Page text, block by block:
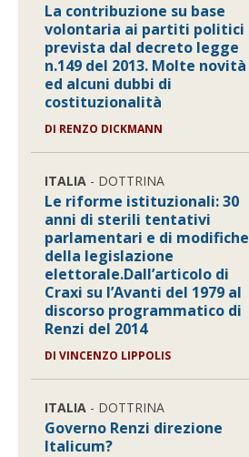
La contribuzione su base
volontaria ai partiti politici
prevista dal decreto legge
n.149 del 2013. Molte novità
ed alcuni dubbi di
costituzionalità
DI RENZO DICKMANN
ITALIA - DOTTRINA
Le riforme istituzionali: 30
anni di sterili tentativi
parlamentari e di modifiche
della legislazione
elettorale.Dall’articolo di
Craxi su l’Avanti del 1979 al
discorso programmatico di
Renzi del 2014
DI VINCENZO LIPPOLIS
ITALIA - DOTTRINA
Governo Renzi direzione
Italicum?